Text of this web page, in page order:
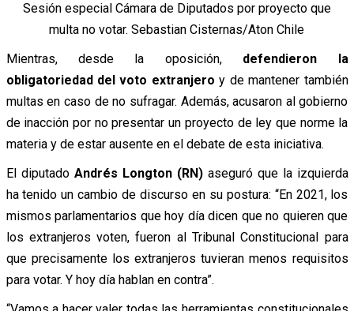
Sesión especial Cámara de Diputados por proyecto que
multa no votar. Sebastian Cisternas/Aton Chile
Mientras, desde la oposición,defendieron la
obligatoriedad del voto extranjero y de mantener también
multas en caso de no sufragar. Además, acusaron al gobierno
de inacción por no presentar un proyecto de ley que norme la
materia y de estar ausente en el debate de esta iniciativa.
El diputado Andrés Longton (RN)aseguró que la izquierda
ha tenido un cambio de discurso en su postura: “En 2021, los
mismos parlamentarios que hoy día dicen que no quieren que
los extranjeros voten, fueron al Tribunal Constitucional para
que precisamente los extranjeros tuvieran menos requisitos
para votar. Y hoy día hablan en contra”.